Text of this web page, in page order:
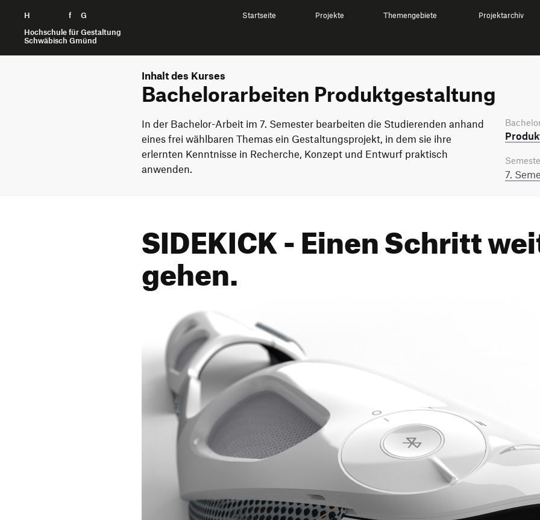
H f
G
Hochschule für Gestaltung
Schwäbisch Gmünd
Zum Seiteninhalt springen Startseite Projekte Themengebiete Projektarchiv
Inhalt des Kurses
Bachelorarbeiten Produktgestaltung
In der Bachelor-Arbeit im 7. Semester bearbeiten die Studierenden anhand
eines frei wählbaren Themas ein Gestaltungsprojekt, in dem sie ihre
erlernten Kenntnisse in Recherche, Konzept und Entwurf praktisch
anwenden.
7.
SIDEKICK - Einen Schritt
gehen.